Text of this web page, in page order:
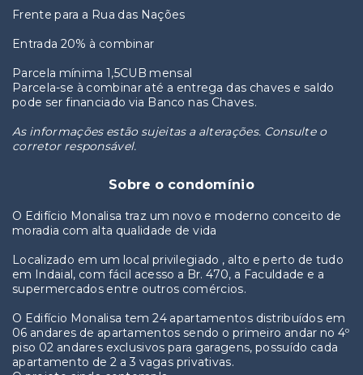
Frente para a Rua das Nações
Entrada 20% à combinar
Parcela mínima 1,5CUB mensal
Parcela-se à combinar até a entrega das chaves e saldo
pode ser financiado via Banco nas Chaves.
As informações estão sujeitas a alterações. Consulte o
corretor responsável.
Sobre o condomínio
O Edifício Monalisa traz um novo e moderno conceito de
moradia com alta qualidade de vida
Localizado em um local privilegiado , alto e perto de tudo
em Indaial, com fácil acesso a Br. 470, a Faculdade e a
supermercados entre outros comércios.
O Edifício Monalisa tem 24 apartamentos distribuídos em
06 andares de apartamentos sendo o primeiro andar no 4º
piso 02 andares exclusivos para garagens, possuído cada
apartamento de 2 a 3 vagas privativas.